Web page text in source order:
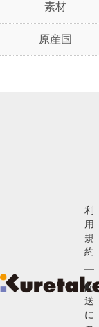
素材
原産国
利
用
規
約
配
送
に